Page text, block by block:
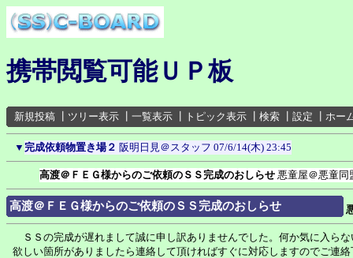
携帯閲覧可能ＵＰ板
新規投稿 ツリー表示 一覧表示 トピック表示 検索 設定 ホー
▼ 完成依頼物置き場２ 阪明日見＠スタッフ 07/6/14(木) 23:45
高渡＠ＦＥＧ様からのご依頼のＳＳ完成のおしらせ 悪童屋＠悪童同
高渡＠ＦＥＧ様からのご依頼のＳＳ完成のおしらせ
ＳＳの完成が遅れまして誠に申し訳ありませんでした。何か気に入ら
欲しい箇所がありましたら連絡して頂ければすぐに対応しますのでご連